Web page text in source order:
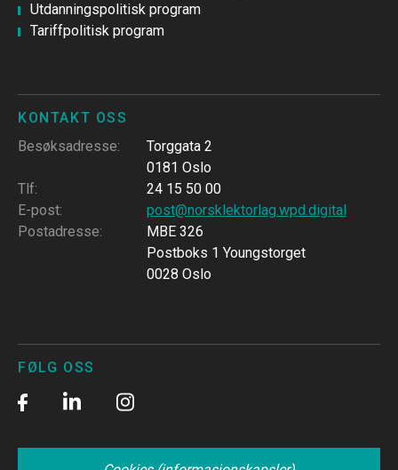
Utdanningspolitisk program
Tariffpolitisk program
KONTAKT OSS
Besøksadresse:
Torggata 2
0181 Oslo
Tlf:
24 15 50 00
E-post:
post@norsklektorlag.wpd.digital
Postadresse:
MBE 326
Postboks 1 Youngstorget
0028 Oslo
FØLG OSS